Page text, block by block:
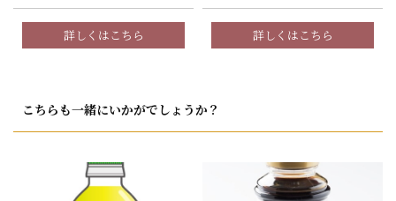
詳しくはこちら 詳しくはこちら
こちらも一緒にいかがでしょうか？